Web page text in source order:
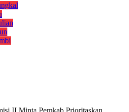
II Minta Pemkab Prioritaskan